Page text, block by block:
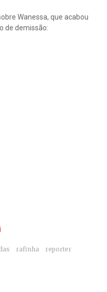
Wanessa, que acabou
de demissão:
rafinha
reporter